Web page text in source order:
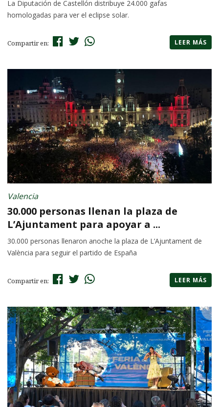
La Diputación de Castellón distribuye 24.000 gafas
homologadas para ver el eclipse solar.
Compartir en: LEER MÁS
Valencia
30.000 personas llenan la plaza de
L’Ajuntament para apoyar a ...
30.000 personas llenaron anoche la plaza de L’Ajuntament de
València para seguir el partido de España
Compartir en: LEER MÁS